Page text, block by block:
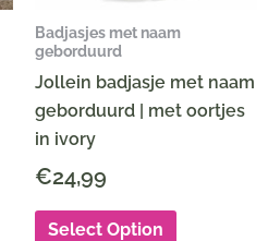
Badjasjes met naam
geborduurd
Jollein badjasje met naam
geborduurd | met oortjes
in ivory
€24,99
Select Option